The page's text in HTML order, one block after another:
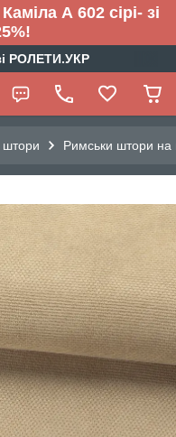
А 602 сірі- зі
РОЛЕТИ.УКР
штори Римськи штори на